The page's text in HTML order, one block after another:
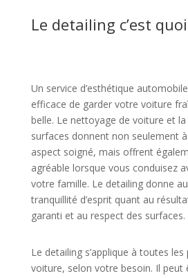
Le detailing c’est
Un service d’esthétique
efficace de garder votre voiture
belle. Le nettoyage de voiture et
surfaces donnent non seulement
aspect soigné, mais offrent
agréable lorsque vous conduisez
votre famille. Le detailing donne
tranquillité d’esprit quant au
garanti et au respect des surfaces.
Le detailing s’applique à toutes
voiture, selon votre besoin. Il peut